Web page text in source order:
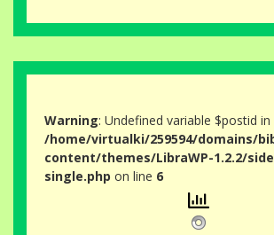
Warning: Undefined variable $postid in
/home/virtualki/259594/domains/
content/themes/LibraWP-1.2.2/
single.php on line 6